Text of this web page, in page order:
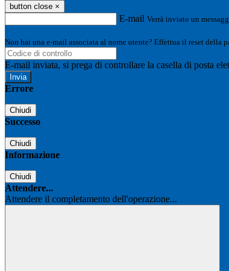
button close ×
E-mail Verrà inviato un
Non hai una e-mail associata al nome utente? Effettua il reset della
E-mail inviata, si prega di controllare la casella di posta
Errore
Chiudi
Successo
Chiudi
Informazione
Chiudi
Attendere...
Attendere il completamento dell'operazione...